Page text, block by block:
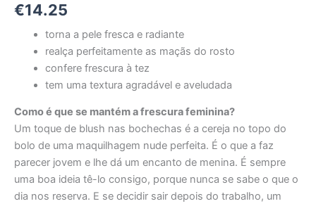
€14.25
torna a pele fresca e radiante
realça perfeitamente as maçãs do rosto
confere frescura à tez
tem uma textura agradável e aveludada
Como é que se mantém a frescura feminina?
Um toque de blush nas bochechas é a cereja no topo do
bolo de uma maquilhagem nude perfeita. É o que a faz
parecer jovem e lhe dá um encanto de menina. É sempre
uma boa ideia tê-lo consigo, porque nunca se sabe o que o
dia nos reserva. E se decidir sair depois do trabalho, um